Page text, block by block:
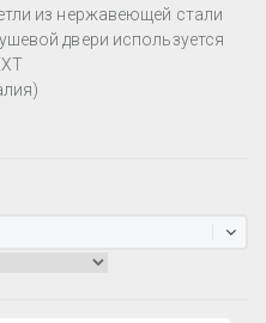
из нержавеющей стали
двери используется